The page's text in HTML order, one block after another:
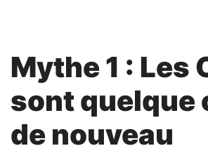
Mythe 1 : Les
sont quelque
de nouveau